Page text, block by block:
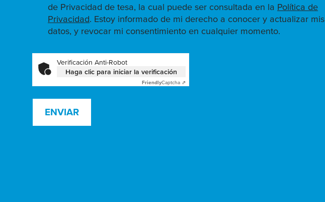
de Privacidad de tesa, la cual puede ser consultada en la Política de
Privacidad. Estoy informado de mi derecho a conocer y actualizar mis
datos, y revocar mi consentimiento en cualquier momento.
Verificación Anti-Robot
Haga clic para iniciar la verificación
FriendlyCaptcha ⇗
ENVIAR